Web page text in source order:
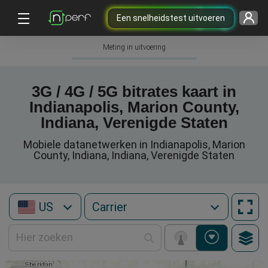
Een snelheidstest uitvoeren
Meting in uitvoering
3G / 4G / 5G bitrates kaart in
Indianapolis, Marion County,
Indiana, Verenigde Staten
Mobiele datanetwerken in Indianapolis, Marion
County, Indiana, Indiana, Verenigde Staten
US